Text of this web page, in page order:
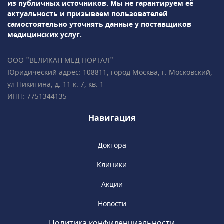
Definition 64 и Revolution CT GE Healthcare,
высокоинтеллектуальная гамма-камера
BrightView Philips для проведения ОФЭКТ и
др. Результаты диагностики доступны через
круглосуточно в любой день
недели.«Медицина» сотрудничает с РНИМУ
им. Н.И. Пирогова, являясь клинической
базой кафедры терапии и семейной
медицины. Доступны консультации у
академиков, членов РАН, профессоров и
из публичных источников. Мы не гарантируем её
актуальность и призываем пользователей
самостоятельно уточнять данные у поставщиков
медицинских услуг.
ООО "ВЕЛИКАН МЕД ПОРТАЛ"
Юридический адрес: 108811, город Москва, г. Московский,
ул Никитина, д. 11 к. 7, кв. 1
ИНН: 7751344135
Навигация
Доктора
Клиники
Акции
Новости